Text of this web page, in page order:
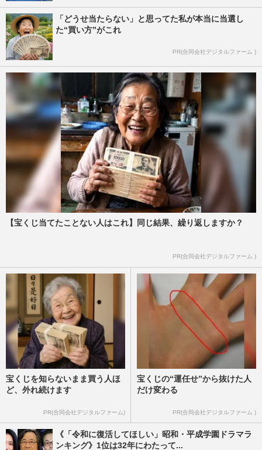
「どうせ当たらない」と思ってた私が本当に当選し
た“買い方”がこれ
PR(合同会社デジタルファーム )
【宝くじ当てたことない人はこれ】同じ結果、繰り返しますか？
PR(合同会社デジタルファーム )
宝くじを知らないまま買う人ほ
ど、外れ続けます
PR(合同会社デジタルファーム)
宝くじの“運任せ”から抜けた人
だけ変わる
PR(合同会社デジタルファーム )
《「令和に復活してほしい」昭和・平成学園ドラマラ
ンキング》1位は32年にわたって...